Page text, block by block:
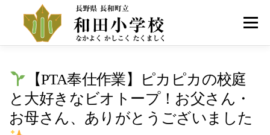
メニュー
【PTA奉仕作業】ピカピカの校庭
と大好きなビオトープ！お父さん・
お母さん、ありがとうございました